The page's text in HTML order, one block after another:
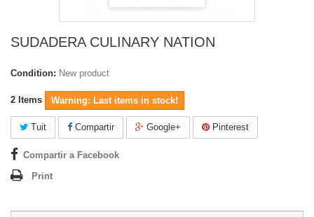
SUDADERA CULINARY NATION
Condition: New product
2 Items Warning: Last items in stock!
Tuit Compartir Google+ Pinterest
Compartir a Facebook
Print